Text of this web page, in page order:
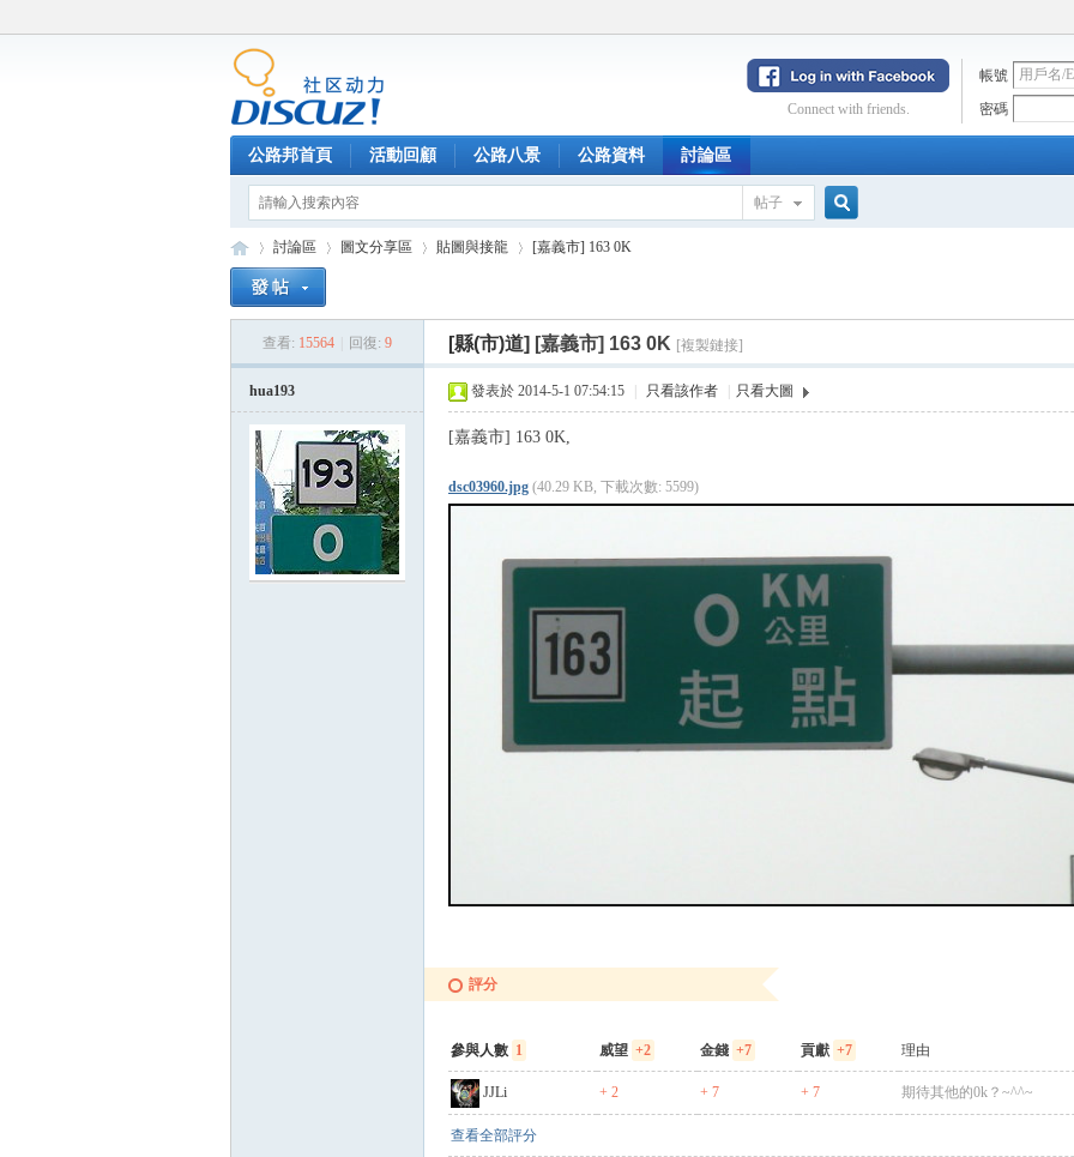
帳號
密碼
Connect with friends.
公路邦首頁 活動回顧 公路八景 公路資料 討論區
帖子
討論區
›
圖文分享區 貼圖與接龍
›
[嘉義市] 163 0K
查看: 15564 回復: 9 [縣(市)道] [嘉義市] 163 0K [複製鏈接]
hua193 發表於 2014-5-1 07:54:15 只看該作者 只看大圖
[嘉義市] 163 0K,
dsc03960.jpg (40.29 KB, 下載次數: 5599)
評分
參與人數 1 威望 +2 金錢 +7 貢獻 +7 理由
JJLi + 2 + 7 + 7 期待其他的0k？~^^~
查看全部評分